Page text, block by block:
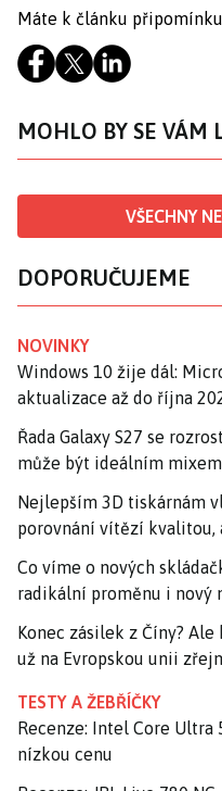
Máte k článku
MOHLO BY SE VÁM
VŠECHNY
DOPORUČUJEME
NOVINKY
Windows 10 žije dál:
aktualizace až do října
Řada Galaxy S27 se
může být ideálním
Nejlepším 3D tiskárnám
porovnání vítězí kvalitou,
Co víme o nových
radikální proměnu i nový
Konec zásilek z Číny?
už na Evropskou unii
TESTY A ŽEBŘÍČKY
Recenze: Intel Core Ultra
nízkou cenu